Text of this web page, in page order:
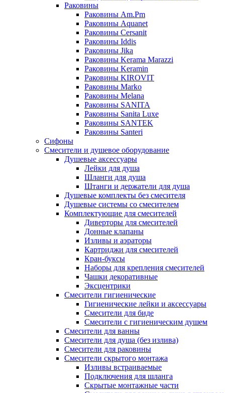
Раковины
Раковины Am.Pm
Раковины Aquanet
Раковины Cersanit
Раковины Iddis
Раковины Jika
Раковины Kerama Marazzi
Раковины Keramin
Раковины KIROVIT
Раковины Marko
Раковины Melana
Раковины SANITA
Раковины Sanita Luxe
Раковины SANTEK
Раковины Santeri
Сифоны
Смесители и душевое оборудование
Душевые аксессуары
Лейки для душа
Шланги для душа
Штанги и держатели для душа
Душевые комплекты без смесителя
Душевые системы со смесителем
Комплектующие для смесителей
Диверторы для смесителей
Донные клапаны
Изливы и аэраторы
Картриджи для смесителей
Кран-буксы
Наборы для крепления смесителей
Чашки декоративные
Эксцентрики
Смесители гигиенические
Гигиенические лейки и аксессуары
Смесители для биде
Смесители с гигиеническим душем
Смесители для ванны
Смесители для душа (без излива)
Смесители для раковины
Смесители скрытого монтажа
Изливы встраиваемые
Подключения для шланга
Скрытые монтажные части